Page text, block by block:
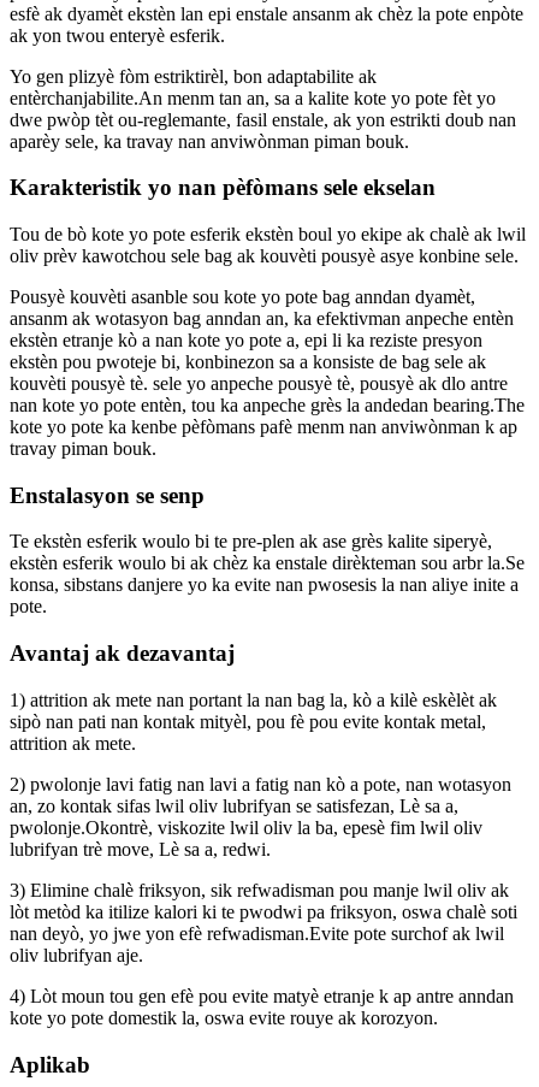
esfè ak dyamèt ekstèn lan epi enstale ansanm ak chèz la pote enpòte
ak yon twou enteryè esferik.
Yo gen plizyè fòm estriktirèl, bon adaptabilite ak
entèrchanjabilite.An menm tan an, sa a kalite kote yo pote fèt yo
dwe pwòp tèt ou-reglemante, fasil enstale, ak yon estrikti doub nan
aparèy sele, ka travay nan anviwònman piman bouk.
Karakteristik yo nan pèfòmans sele ekselan
Tou de bò kote yo pote esferik ekstèn boul yo ekipe ak chalè ak lwil
oliv prèv kawotchou sele bag ak kouvèti pousyè asye konbine sele.
Pousyè kouvèti asanble sou kote yo pote bag anndan dyamèt,
ansanm ak wotasyon bag anndan an, ka efektivman anpeche entèn
ekstèn etranje kò a nan kote yo pote a, epi li ka reziste presyon
ekstèn pou pwoteje bi, konbinezon sa a konsiste de bag sele ak
kouvèti pousyè tè. sele yo anpeche pousyè tè, pousyè ak dlo antre
nan kote yo pote entèn, tou ka anpeche grès la andedan bearing.The
kote yo pote ka kenbe pèfòmans pafè menm nan anviwònman k ap
travay piman bouk.
Enstalasyon se senp
Te ekstèn esferik woulo bi te pre-plen ak ase grès kalite siperyè,
ekstèn esferik woulo bi ak chèz ka enstale dirèkteman sou arbr la.Se
konsa, sibstans danjere yo ka evite nan pwosesis la nan aliye inite a
pote.
Avantaj ak dezavantaj
1) attrition ak mete nan portant la nan bag la, kò a kilè eskèlèt ak
sipò nan pati nan kontak mityèl, pou fè pou evite kontak metal,
attrition ak mete.
2) pwolonje lavi fatig nan lavi a fatig nan kò a pote, nan wotasyon
an, zo kontak sifas lwil oliv lubrifyan se satisfezan, Lè sa a,
pwolonje.Okontrè, viskozite lwil oliv la ba, epesè fim lwil oliv
lubrifyan trè move, Lè sa a, redwi.
3) Elimine chalè friksyon, sik refwadisman pou manje lwil oliv ak
lòt metòd ka itilize kalori ki te pwodwi pa friksyon, oswa chalè soti
nan deyò, yo jwe yon efè refwadisman.Evite pote surchof ak lwil
oliv lubrifyan aje.
4) Lòt moun tou gen efè pou evite matyè etranje k ap antre anndan
kote yo pote domestik la, oswa evite rouye ak korozyon.
Aplikab